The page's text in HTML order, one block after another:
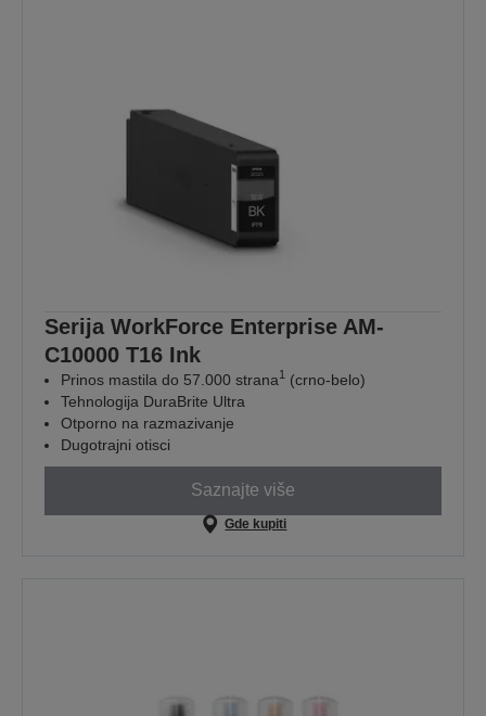
Serija WorkForce Enterprise AM-
C10000 T16 Ink
Prinos mastila do 57.000 strana1
(crno-belo)
Tehnologija DuraBrite Ultra
Otporno na razmazivanje
Dugotrajni otisci
Saznajte više
Gde kupiti